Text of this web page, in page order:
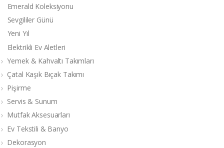
Emerald Koleksiyonu
Sevgililer Günü
Yeni Yıl
Elektrikli Ev Aletleri
Yemek & Kahvaltı Takımları
Çatal Kaşık Bıçak Takımı
Pişirme
Servis & Sunum
Mutfak Aksesuarları
Ev Tekstili & Banyo
Dekorasyon